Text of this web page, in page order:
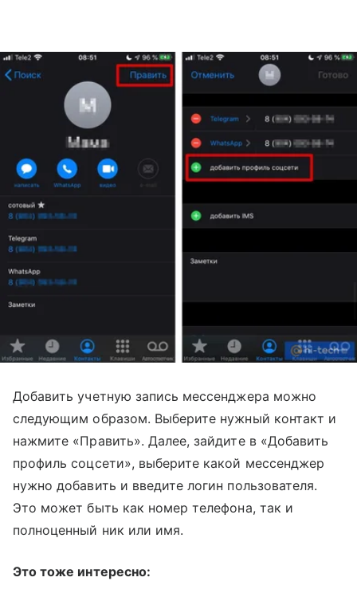
Добавить учетную запись мессенджера можно
следующим образом. Выберите нужный контакт и
нажмите «Править». Далее, зайдите в «Добавить
профиль соцсети», выберите какой мессенджер
нужно добавить и введите логин пользователя.
Это может быть как номер телефона, так и
полноценный ник или имя.
Это тоже интересно: